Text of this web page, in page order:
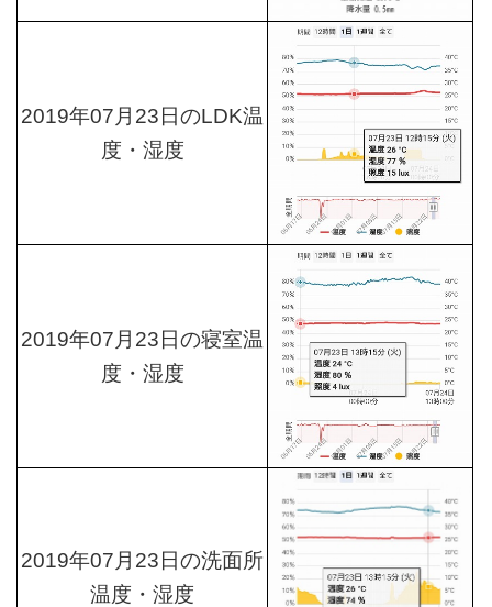
2019年07月23日のLDK温
度・湿度
2019年07月23日の寝室温
度・湿度
2019年07月23日の洗面所
温度・湿度